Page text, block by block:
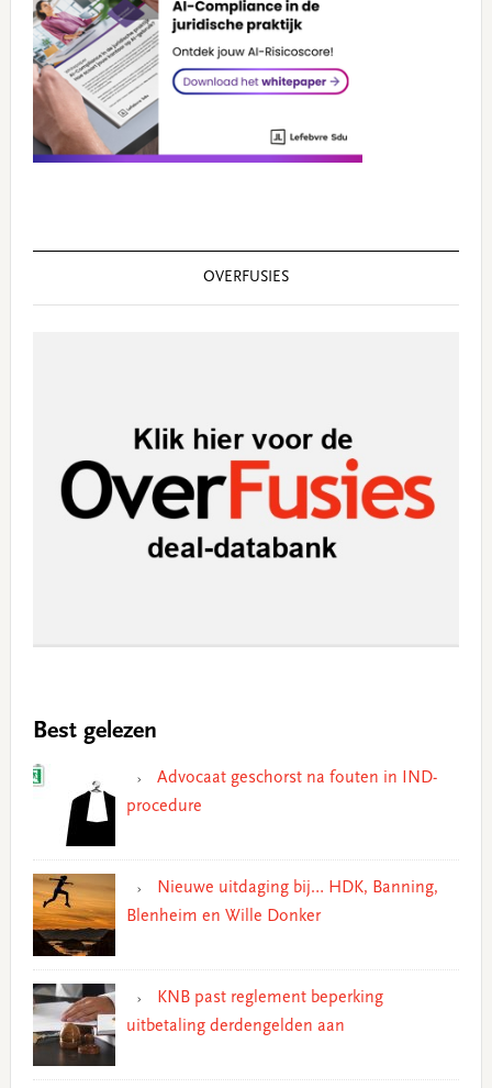
OVERFUSIES
Best gelezen
Advocaat geschorst na fouten in IND-
procedure
Nieuwe uitdaging bij… HDK, Banning,
Blenheim en Wille Donker
KNB past reglement beperking
uitbetaling derdengelden aan